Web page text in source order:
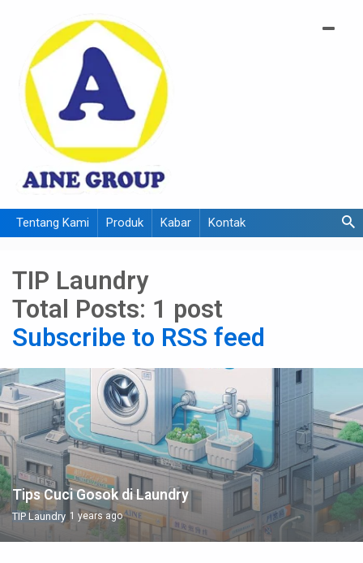
Tentang Kami Produk Kabar Kontak
TIP Laundry
Total Posts: 1 post
Subscribe to RSS feed
Tips Cuci Gosok di Laundry
TIP Laundry 1 years ago